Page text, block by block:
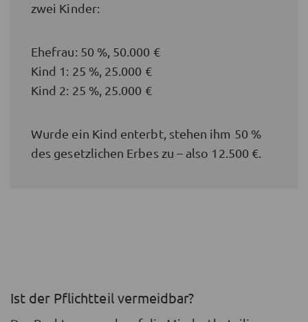
zwei Kinder:
Ehefrau: 50 %, 50.000 €
Kind 1: 25 %, 25.000 €
Kind 2: 25 %, 25.000 €
Wurde ein Kind enterbt, stehen ihm 50 %
des gesetzlichen Erbes zu – also 12.500 €.
Ist der Pflichtteil vermeidbar?